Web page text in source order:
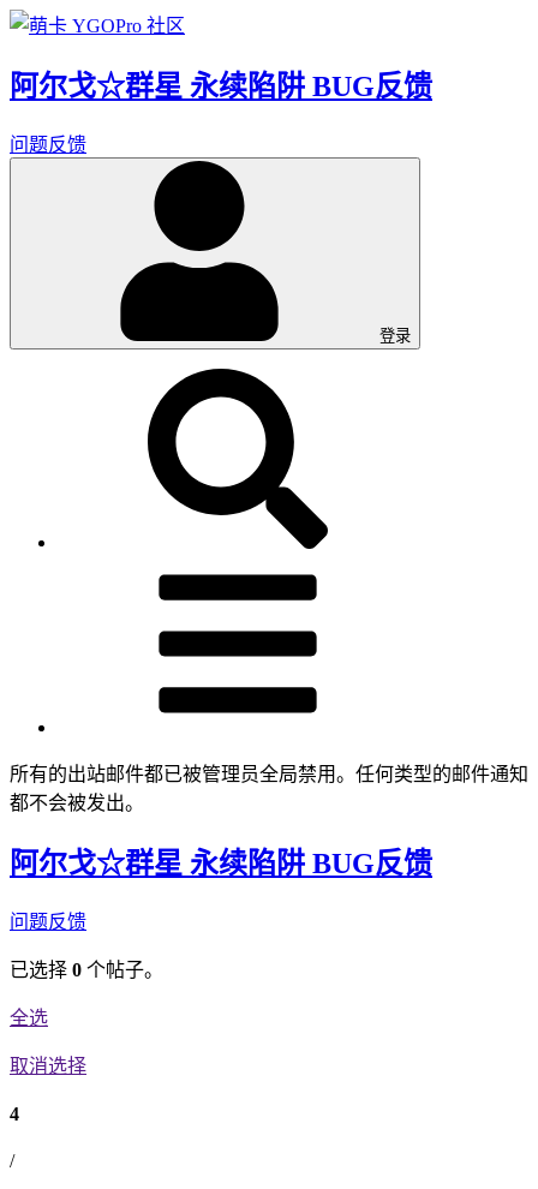
阿尔戈☆群星 永续陷阱 BUG反馈
问题反馈
登录
所有的出站邮件都已被管理员全局禁用。任何类型的邮件通知
都不会被发出。
阿尔戈☆群星 永续陷阱 BUG反馈
问题反馈
已选择 0 个帖子。
全选
取消选择
4
/